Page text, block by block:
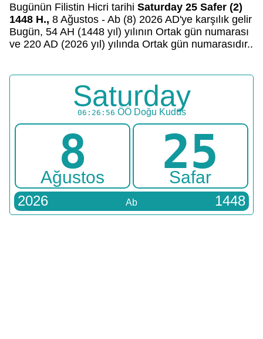
Bugünün Filistin Hicri tarihi Saturday 25 Safer (2)
1448 H., 8 Ağustos - Ab (8) 2026 AD'ye karşılık gelir
Bugün, 54 AH (1448 yıl) yılının Ortak gün numarası
ve 220 AD (2026 yıl) yılında Ortak gün numarasıdır..
Saturday
06:26:56 ÖÖ Doğu Kudüs
8
Ağustos 25
Safar
2026 Ab 1448